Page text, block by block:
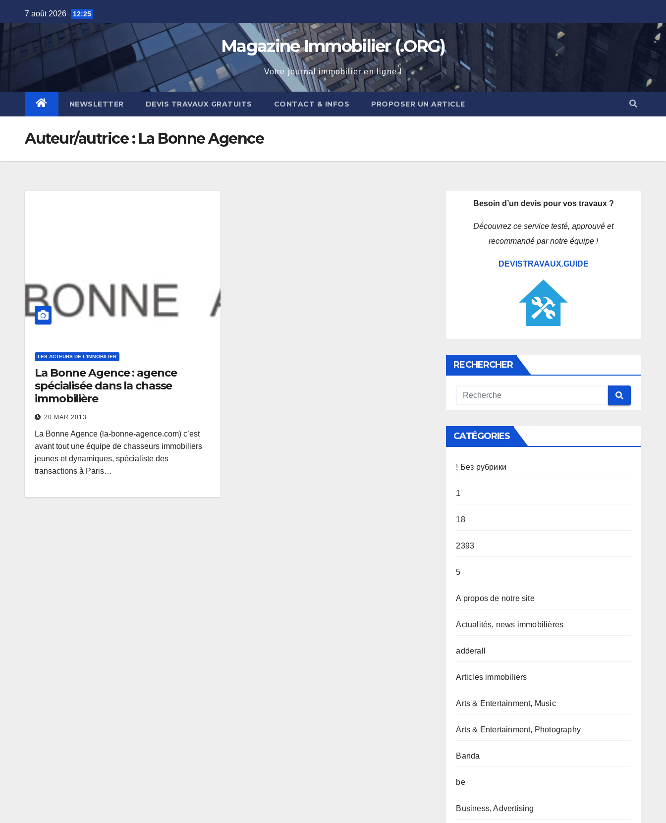
to
7 août 2026 12:25
Magazine Immobilier (.ORG)
Votre journal immobilier en ligne !
NEWSLETTER DEVIS TRAVAUX GRATUITS CONTACT & INFOS PROPOSER UN ARTICLE
Auteur/autrice : La Bonne Agence
LES ACTEURS DE L'IMMOBILIER
La Bonne Agence : agence
spécialisée dans la chasse
immobilière
20 MAR 2013
La Bonne Agence (la-bonne-agence.com) c’est
avant tout une équipe de chasseurs immobiliers
jeunes et dynamiques, spécialiste des
transactions à Paris…
Besoin d’un devis pour vos travaux ?
Découvrez ce service testé, approuvé et
recommandé par notre équipe !
DEVISTRAVAUX.GUIDE
RECHERCHER
CATÉGORIES
! Без рубрики
1
18
2393
5
A propos de notre site
Actualités, news immobilières
adderall
Articles immobiliers
Arts & Entertainment, Music
Arts & Entertainment, Photography
Banda
be
Business, Advertising